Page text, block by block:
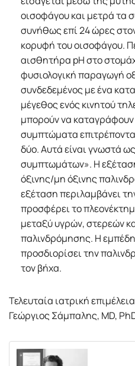
οισοφάγου και μετρά τα
συνήθως επί 24 ώρες
κορυφή του οισοφάγου.
αισθητήρα pH στο
φυσιολογική παραγωγή
συνδεδεμένος με ένα
μέγεθος ενός κινητού
μπορούν να
συμπτώματα
δύο. Αυτά είναι γνωστά
συμπτωμάτων». Η
όξινης/μη όξινης
εξέταση περιλαμβάνει
προσφέρει το
μεταξύ υγρών, στερεών
παλινδρόμησης. Η
προσδιορίσει την
τον βήχα.
Τελευταία ιατρική
Γεώργιος Σάμπαλης, MD,